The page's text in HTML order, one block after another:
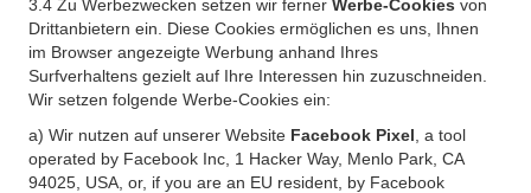
3.4 Zu Werbezwecken setzen wir ferner Werbe-Cookies von
Drittanbietern ein. Diese Cookies ermöglichen es uns, Ihnen
im Browser angezeigte Werbung anhand Ihres
Surfverhaltens gezielt auf Ihre Interessen hin zuzuschneiden.
Wir setzen folgende Werbe-Cookies ein:
a) Wir nutzen auf unserer Website Facebook Pixel , a tool
operated by Facebook Inc, 1 Hacker Way, Menlo Park, CA
94025, USA, or, if you are an EU resident, by Facebook